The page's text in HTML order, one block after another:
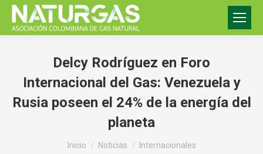
Delcy Rodríguez en Foro
Internacional del Gas: Venezuela y
Rusia poseen el 24% de la energía del
planeta
Inicio Noticias
Internacionales